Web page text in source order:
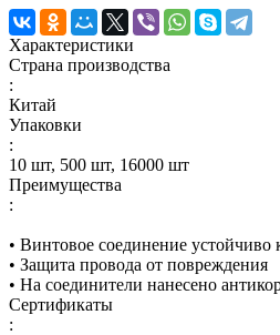
Характеристики
Страна производства
:
Китай
Упаковки
:
10 шт, 500 шт, 16000 шт
Преимущества
:
• Винтовое соединение устойчиво
• Защита провода от повреждения
• На соединители нанесено
Сертификаты
: